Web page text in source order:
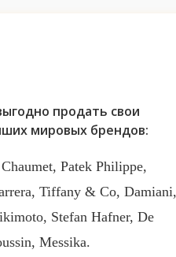
продать свои
мировых брендов:
Patek Philippe,
Tiffany & Co, Damiani,
Stefan Hafner, De
Messika.